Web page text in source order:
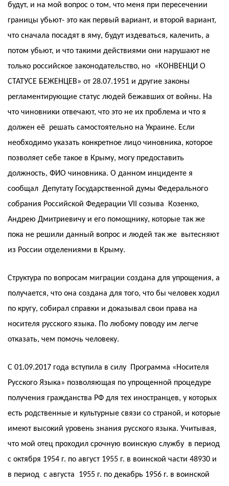
будут, и на мой вопрос о том, что меня при пересечении
границы убьют- это как первый вариант, и второй вариант,
что сначала посадят в яму, будут издеваться, калечить, а
потом убьют, и что такими действиями они нарушают не
только российское законодательство, но «КОНВЕНЦИ О
СТАТУСЕ БЕЖЕНЦЕВ» от 28.07.1951 и другие законы
регламентирующие статус людей бежавших от войны. На
что чиновники отвечают, что это не их проблема и что я
должен её решать самостоятельно на Украине. Если
необходимо указать конкретное лицо чиновника, которое
позволяет себе такое в Крыму, могу предоставить
должность, ФИО чиновника. О данном инциденте я
сообщал Депутату Государственной думы Федерального
собрания Российской Федерации VII созыва Козенко,
Андрею Дмитриевичу и его помощнику, которые так же
пока не решили данный вопрос и людей так же вытесняют
из России отделениями в Крыму.
Структура по вопросам миграции создана для упрощения, а
получается, что она создана для того, что бы человек ходил
по кругу, собирал справки и доказывал свои права на
носителя русского языка. По любому поводу им легче
отказать, чем помочь человеку.
С 01.09.2017 года вступила в силу Программа «Носителя
Русского Языка» позволяющая по упрощенной процедуре
получения гражданства РФ для тех иностранцев, у которых
есть родственные и культурные связи со страной, и которые
имеют высокий уровень знания русского языка. Учитывая,
что мой отец проходил срочную воинскую службу в период
с октября 1954 г. по август 1955 г. в воинской части 48930 и
в период с августа 1955 г. по декабрь 1956 г. в воинской